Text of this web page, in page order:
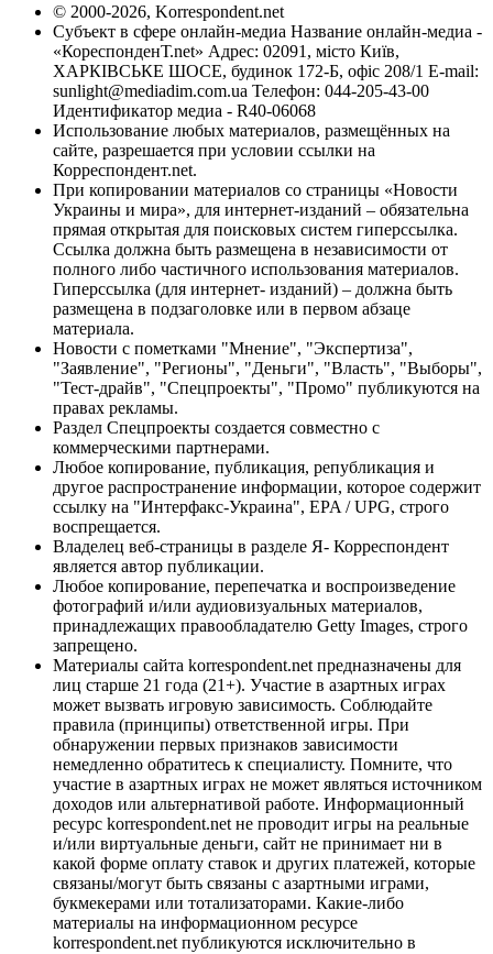
© 2000-2026, Korrespondent.net
Субъект в сфере онлайн-медиа Название онлайн-медиа -
«КореспонденТ.net» Адрес: 02091, місто Київ,
ХАРКІВСЬКЕ ШОСЕ, будинок 172-Б, офіс 208/1 E-mail:
sunlight@mediadim.com.ua Телефон: 044-205-43-00
Идентификатор медиа - R40-06068
Использование любых материалов, размещённых на
сайте, разрешается при условии ссылки на
Корреспондент.net.
При копировании материалов со страницы «Новости
Украины и мира», для интернет-изданий – обязательна
прямая открытая для поисковых систем гиперссылка.
Ссылка должна быть размещена в независимости от
полного либо частичного использования материалов.
Гиперссылка (для интернет- изданий) – должна быть
размещена в подзаголовке или в первом абзаце
материала.
Новости с пометками "Мнение", "Экспертиза",
"Заявление", "Регионы", "Деньги", "Власть", "Выборы",
"Тест-драйв", "Спецпроекты", "Промо" публикуются на
правах рекламы.
Раздел Спецпроекты создается совместно с
коммерческими партнерами.
Любое копирование, публикация, републикация и
другое распространение информации, которое содержит
ссылку на "Интерфакс-Украина", EPA / UPG, строго
воспрещается.
Владелец веб-страницы в разделе Я- Корреспондент
является автор публикации.
Любое копирование, перепечатка и воспроизведение
фотографий и/или аудиовизуальных материалов,
принадлежащих правообладателю Getty Images, строго
запрещено.
Материалы сайта korrespondent.net предназначены для
лиц старше 21 года (21+). Участие в азартных играх
может вызвать игровую зависимость. Соблюдайте
правила (принципы) ответственной игры. При
обнаружении первых признаков зависимости
немедленно обратитесь к специалисту. Помните, что
участие в азартных играх не может являться источником
доходов или альтернативой работе. Информационный
ресурс korrespondent.net не проводит игры на реальные
и/или виртуальные деньги, сайт не принимает ни в
какой форме оплату ставок и других платежей, которые
связаны/могут быть связаны с азартными играми,
букмекерами или тотализаторами. Какие-либо
материалы на информационном ресурсе
korrespondent.net публикуются исключительно в